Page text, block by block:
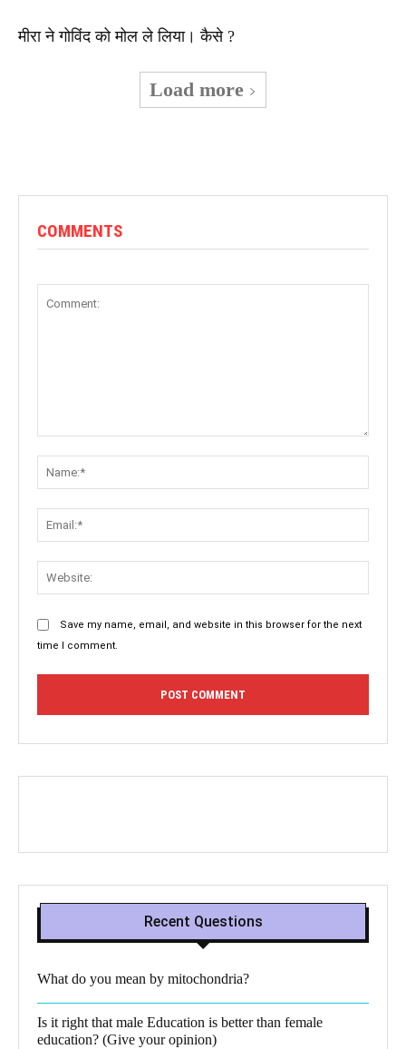
मीरा ने गोविंद को मोल ले लिया। कैसे ?
Load more
COMMENTS
Save my name, email, and website in this browser for the next
time I comment.
Recent Questions
What do you mean by mitochondria?​
Is it right that male Education is better than female
education? (Give your opinion)